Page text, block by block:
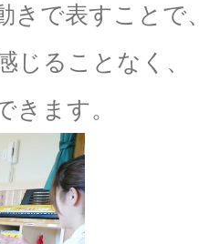
きで表すことで
じることなく、
きます。